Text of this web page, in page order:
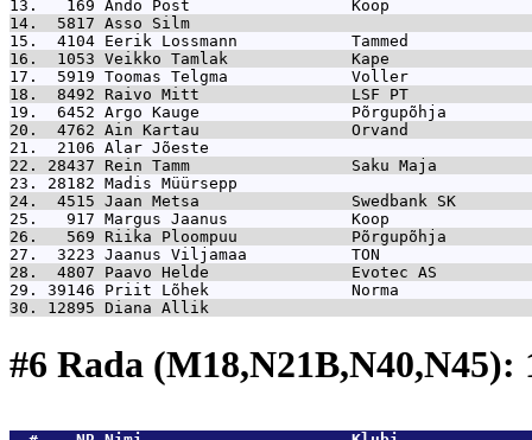
13.   169 Ando Post                 Koop
14.  5817 Asso Silm
15.  4104 Eerik Lossmann            Tammed
16.  1053 Veikko Tamlak             Kape
17.  5919 Toomas Telgma             Voller
18.  8492 Raivo Mitt                LSF PT
19.  6452 Argo Kauge                Põrgupõhja
20.  4762 Ain Kartau                Orvand
21.  2106 Alar Jõeste
22. 28437 Rein Tamm                 Saku Maja
23. 28182 Madis Müürsepp
24.  4515 Jaan Metsa                Swedbank SK
25.   917 Margus Jaanus             Koop
26.   569 Riika Ploompuu            Põrgupõhja
27.  3223 Jaanus Viljamaa           TON
28.  4807 Paavo Helde               Evotec AS
29. 39146 Priit Lõhek               Norma
30. 12895 Diana Allik
#6 Rada